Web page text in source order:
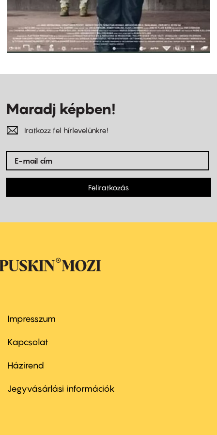
Maradj képben!
Iratkozz fel hírlevelünkre!
Feliratkozás
Footer
first
Impresszum
Kapcsolat
Footer
second
Házirend
Jegyvásárlási információk